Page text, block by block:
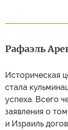
Рафаэль
Историческая
стала
успеха. Всего
заявления о
и Израиль